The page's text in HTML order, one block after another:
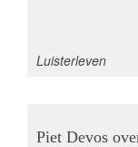
thema
Luisterleven
Piet Devos